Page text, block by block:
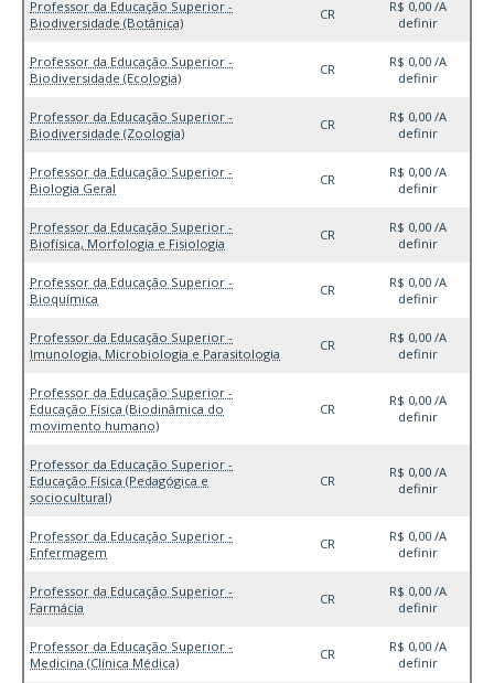
Professor da Educação Superior -
Biodiversidade (Botânica)
CR
R$ 0,00 /A
definir
Professor da Educação Superior -
Biodiversidade (Ecologia)
CR
R$ 0,00 /A
definir
Professor da Educação Superior -
Biodiversidade (Zoologia)
CR
R$ 0,00 /A
definir
Professor da Educação Superior -
Biologia Geral
CR
R$ 0,00 /A
definir
Professor da Educação Superior -
Biofísica, Morfologia e Fisiologia
CR
R$ 0,00 /A
definir
Professor da Educação Superior -
Bioquímica
CR
R$ 0,00 /A
definir
Professor da Educação Superior -
Imunologia, Microbiologia e Parasitologia
CR
R$ 0,00 /A
definir
Professor da Educação Superior -
Educação Física (Biodinâmica do
movimento humano)
CR
R$ 0,00 /A
definir
Professor da Educação Superior -
Educação Física (Pedagógica e
sociocultural)
CR
R$ 0,00 /A
definir
Professor da Educação Superior -
Enfermagem
CR
R$ 0,00 /A
definir
Professor da Educação Superior -
Farmácia
CR
R$ 0,00 /A
definir
Professor da Educação Superior -
Medicina (Clínica Médica)
CR
R$ 0,00 /A
definir